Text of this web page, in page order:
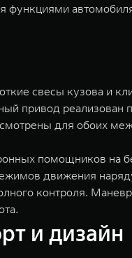
свесы кузова и
привод
для обоих
помощников на
движения
контроля.
и дизайн